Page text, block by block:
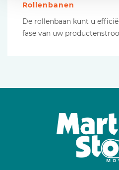
Rollenbanen
De rollenbaan kunt u
fase van uw